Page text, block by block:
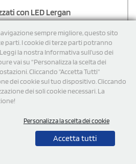
sempre migliore, questo sito
parti. I cookie di terze parti potranno
la nostra Informativa sull’uso dei
vai su “Personalizza la scelta dei
Cliccando "Accetta Tutti"
dei cookie sul tuo dispositivo. Cliccando
dei soli cookie necessari. La
Personalizza la scelta dei cookie
Accetta tutti
con LED Lergan
alluminio con 3 luci a LED con
4 pile LR44.
500 pz